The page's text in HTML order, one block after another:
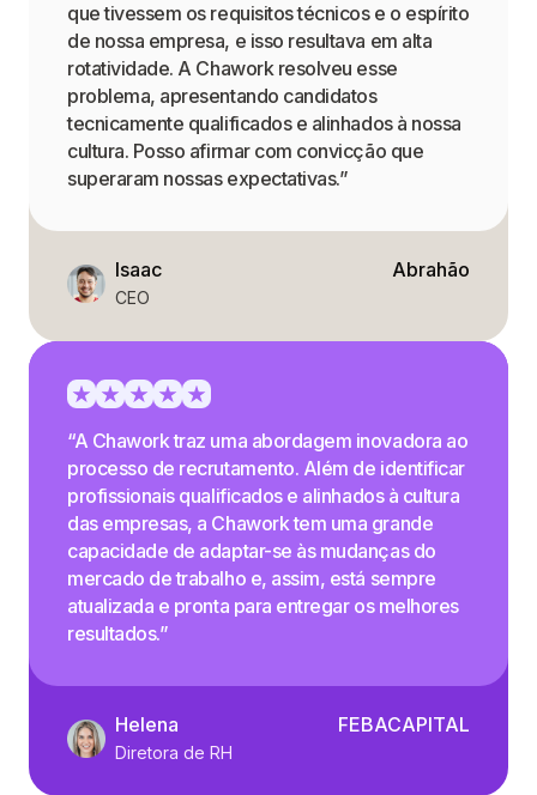
que tivessem os requisitos técnicos e o espírito
de nossa empresa, e isso resultava em alta
rotatividade. A Chawork resolveu esse
problema, apresentando candidatos
tecnicamente qualificados e alinhados à nossa
cultura. Posso afirmar com convicção que
superaram nossas expectativas.”
Isaac
CEO
Abrahão
“A Chawork traz uma abordagem inovadora ao
processo de recrutamento. Além de identificar
profissionais qualificados e alinhados à cultura
das empresas, a Chawork tem uma grande
capacidade de adaptar-se às mudanças do
mercado de trabalho e, assim, está sempre
atualizada e pronta para entregar os melhores
resultados.”
Helena
Diretora de RH
FEBACAPITAL